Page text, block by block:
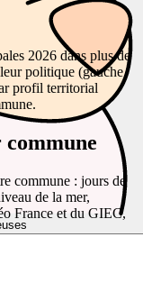
2026 dans plus de
politique (gauche,
profil territorial
commune : jours de
de la mer,
France et du GIEC,